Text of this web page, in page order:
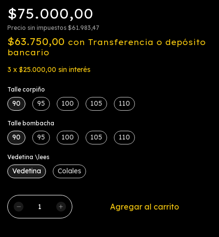
$75.000,00
Precio sin impuestos $61.983,47
$63.750,00 con Transferencia o depósito
bancario
3 x $25.000,00 sin interés
Talle corpiño
90 95 100 105 110
Talle bombacha
90 95 100 105 110
Vedetina \lees
Vedetina Colales